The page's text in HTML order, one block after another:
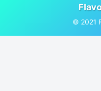
© 2021